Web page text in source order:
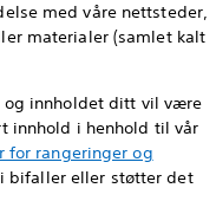
med våre nettsteder,
materialer (samlet kalt
og innholdet ditt vil være
innhold i henhold til vår
for rangeringer og
bifaller eller støtter det